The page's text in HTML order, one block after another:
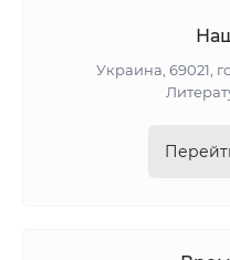
Украина, 69021,